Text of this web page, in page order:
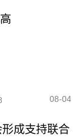
08-04
成支持联合